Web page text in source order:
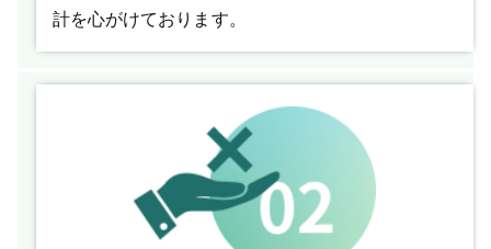
計を心がけております。